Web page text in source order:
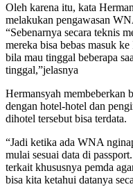
Oleh karena itu, kata
melakukan pengawasan
“Sebenarnya secara teknis
mereka bisa bebas masuk
bila mau tinggal beberapa
tinggal,”jelasnya
Hermansyah membeberkan
dengan hotel-hotel dan
dihotel tersebut bisa terdata.
“Jadi ketika ada WNA
mulai sesuai data di
terkait khususnya pemda
bisa kita ketahui datanya